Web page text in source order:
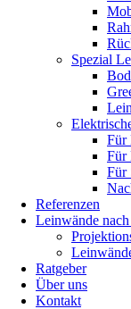
Spezial
Für
Für
Für
Referenzen
Leinwände
Ratgeber
Über uns
Kontakt